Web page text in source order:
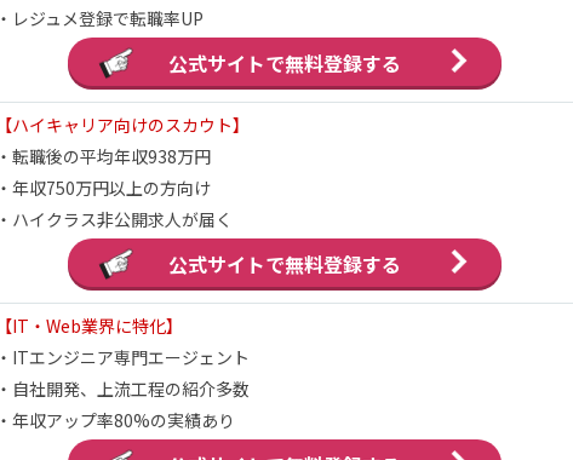
・レジュメ登録で転職率UP
公式サイトで無料登録する
【ハイキャリア向けのスカウト】
・転職後の平均年収938万円
・年収750万円以上の方向け
・ハイクラス非公開求人が届く
公式サイトで無料登録する
【IT・Web業界に特化】
・ITエンジニア専門エージェント
・自社開発、上流工程の紹介多数
・年収アップ率80%の実績あり